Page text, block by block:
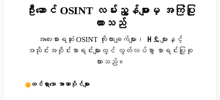
ဦးဆောင် OSINT လမ်းညွှန်များမှ အကြံပြု
ထားသည်
အလေးစားရဆုံး OSINT ကိုးကားချက်များ၊ ዘዴများနှင့်
အသိုင်းအဝိုင်းစာရင်းများတွင် လွတ်လပ်စွာ စာရင်းပြုစု
ထားသည်။
ထင်ရှားသော အာဏာပိုင်များ